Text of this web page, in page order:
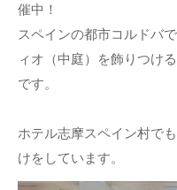
催中！
スペインの都市コルドバ
ィオ（中庭）を飾りつけ
です。
ホテル志摩スペイン村で
けをしています。